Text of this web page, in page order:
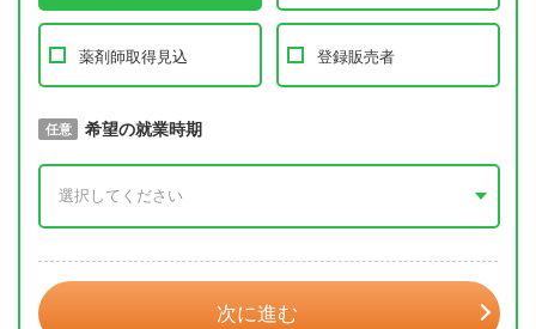
薬剤師取得見込 登録販売者
必須 取得予定年
任意 希望の就業時期
次に進む